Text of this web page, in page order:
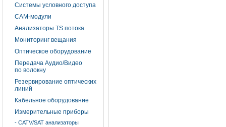
Системы условного доступа
CAM-модули
Анализаторы TS потока
Мониторинг вещания
Оптическое оборудование
Передача Аудио/Видео
по волокну
Резервирование оптических
линий
Кабельное оборудование
Измерительные приборы
- CATV/SAT анализаторы